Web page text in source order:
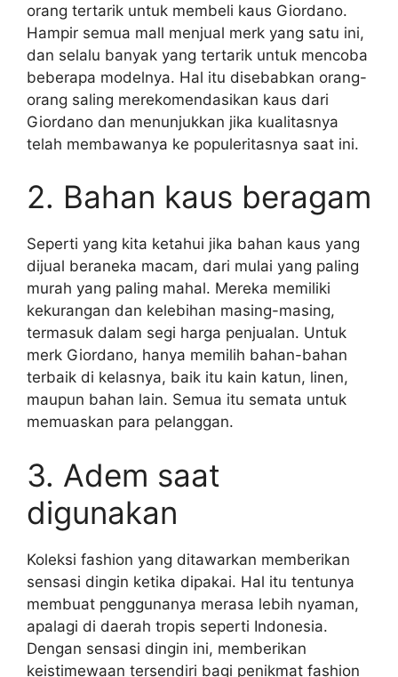
orang tertarik untuk membeli kaus Giordano.
Hampir semua mall menjual merk yang satu ini,
dan selalu banyak yang tertarik untuk mencoba
beberapa modelnya. Hal itu disebabkan orang-
orang saling merekomendasikan kaus dari
Giordano dan menunjukkan jika kualitasnya
telah membawanya ke populeritasnya saat ini.
2. Bahan kaus beragam
Seperti yang kita ketahui jika bahan kaus yang
dijual beraneka macam, dari mulai yang paling
murah yang paling mahal. Mereka memiliki
kekurangan dan kelebihan masing-masing,
termasuk dalam segi harga penjualan. Untuk
merk Giordano, hanya memilih bahan-bahan
terbaik di kelasnya, baik itu kain katun, linen,
maupun bahan lain. Semua itu semata untuk
memuaskan para pelanggan.
3. Adem saat
digunakan
Koleksi fashion yang ditawarkan memberikan
sensasi dingin ketika dipakai. Hal itu tentunya
membuat penggunanya merasa lebih nyaman,
apalagi di daerah tropis seperti Indonesia.
Dengan sensasi dingin ini, memberikan
keistimewaan tersendiri bagi penikmat fashion